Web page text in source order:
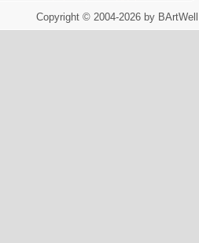
Copyright © 2004-2026 by BArtWell